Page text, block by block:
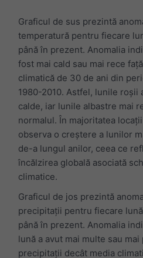
Graficul de sus prezintă
temperatură pentru fiecare
până în prezent. Anomalia
fost mai cald sau mai rece
climatică de 30 de ani din
1980-2010. Astfel, lunile roșii
calde, iar lunile albastre mai
normalul. În majoritatea
observa o creștere a lunilor
de-a lungul anilor, ceea ce
încălzirea globală asociată
climatice.
Graficul de jos prezintă
precipitații pentru fiecare
până în prezent. Anomalia
lună a avut mai multe sau mai
precipitații decât media